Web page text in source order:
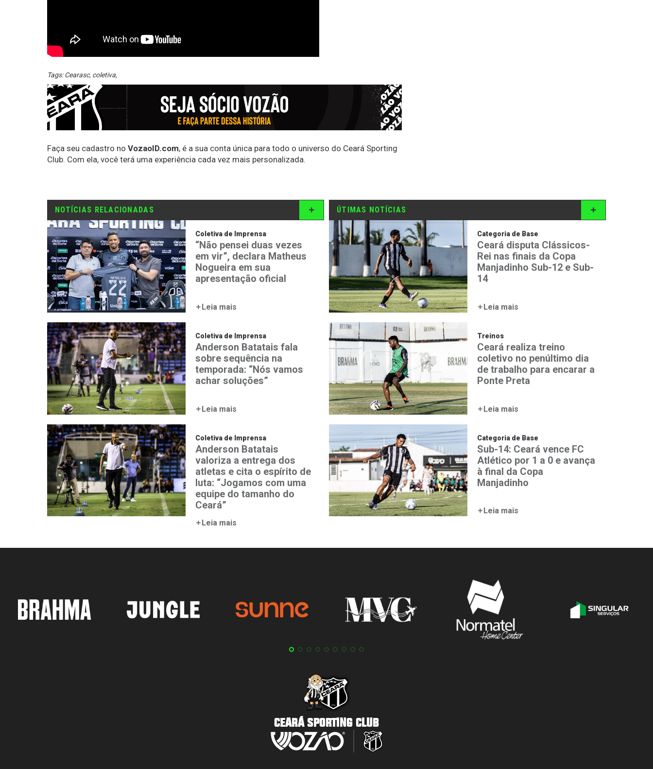
Tags:Cearasc, coletiva,
Faça seu cadastro no VozaoID.com, é a sua conta única para todo o universo do Ceará Sporting
Club. Com ela, você terá uma experiência cada vez mais personalizada.
NOTÍCIAS RELACIONADAS
Coletiva de Imprensa
“Não pensei duas vezes
em vir”, declara Matheus
Nogueira em sua
apresentação oficial
Leia mais
Coletiva de Imprensa
Anderson Batatais fala
sobre sequência na
temporada: “Nós vamos
achar soluções”
Leia mais
Coletiva de Imprensa
Anderson Batatais
valoriza a entrega dos
atletas e cita o espírito de
luta: “Jogamos com uma
equipe do tamanho do
Ceará”
Leia mais
ÚTIMAS NOTÍCIAS
Categoria de Base
Ceará disputa Clássicos-
Rei nas finais da Copa
Manjadinho Sub-12 e Sub-
14
Leia mais
Treinos
Ceará realiza treino
coletivo no penúltimo dia
de trabalho para encarar a
Ponte Preta
Leia mais
Categoria de Base
Sub-14: Ceará vence FC
Atlético por 1 a 0 e avança
à final da Copa
Manjadinho
Leia mais
CEARÁ SPORTING CLUB